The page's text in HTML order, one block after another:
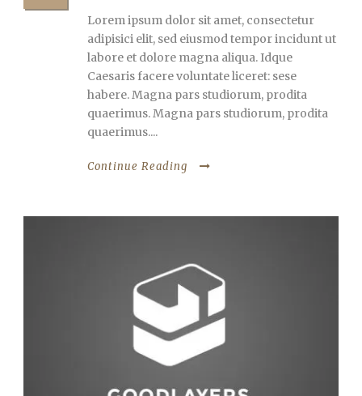
Lorem ipsum dolor sit amet, consectetur
adipisici elit, sed eiusmod tempor incidunt ut
labore et dolore magna aliqua. Idque
Caesaris facere voluntate liceret: sese
habere. Magna pars studiorum, prodita
quaerimus. Magna pars studiorum, prodita
quaerimus....
Continue Reading